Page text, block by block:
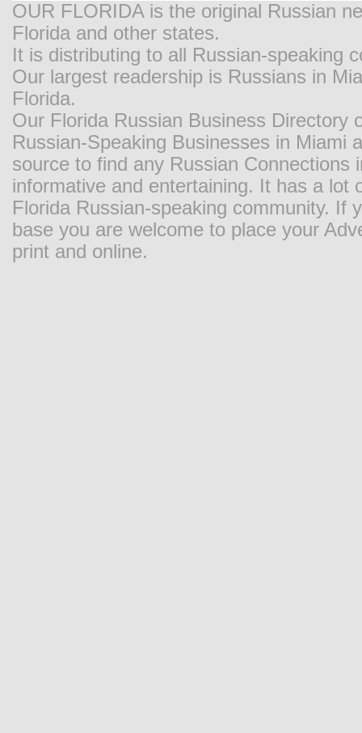
OUR FLORIDA is the original Russian
Florida and other states.
It is distributing to all Russian-speaking
Our largest readership is Russians in
Florida.
Our Florida Russian Business Directory
Russian-Speaking Businesses in Miami
source to find any Russian
informative and entertaining. It has a
Florida Russian-speaking community. If
base you are welcome to place your
print and online.